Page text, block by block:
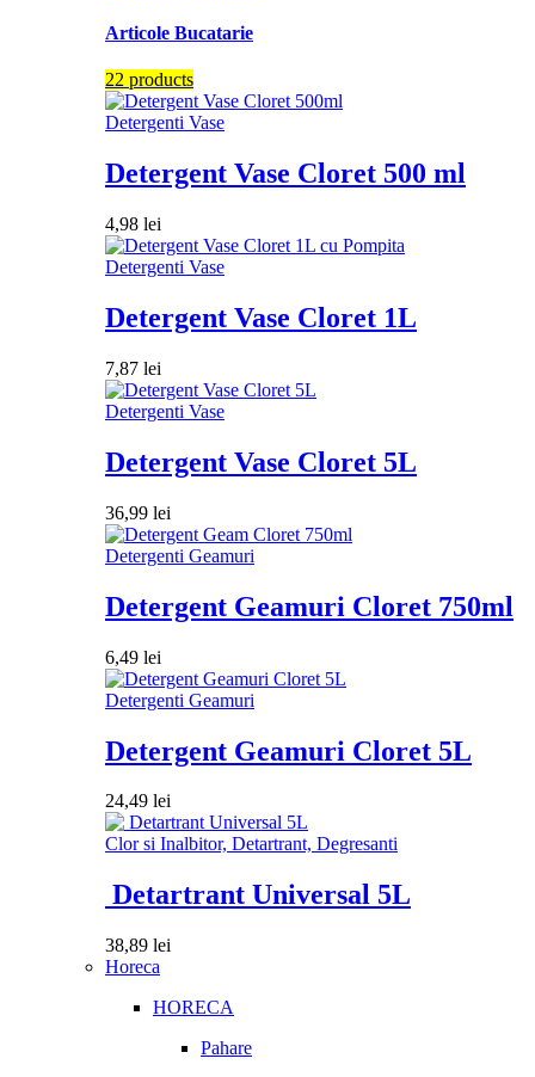
Articole Bucatarie
22 products
Detergenti Vase
Detergent Vase Cloret 500 ml
4,98 lei
Detergenti Vase
Detergent Vase Cloret 1L
7,87 lei
Detergenti Vase
Detergent Vase Cloret 5L
36,99 lei
Detergenti Geamuri
Detergent Geamuri Cloret 750ml
6,49 lei
Detergenti Geamuri
Detergent Geamuri Cloret 5L
24,49 lei
Clor si Inalbitor, Detartrant, Degresanti
Detartrant Universal 5L
38,89 lei
Horeca
HORECA
Pahare